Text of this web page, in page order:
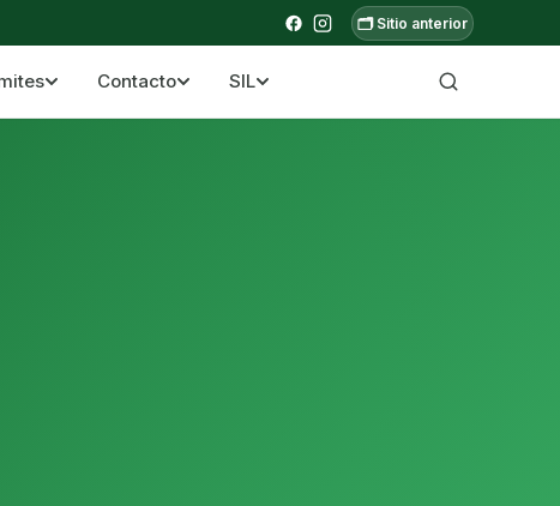
🗂️ Sitio anterior
ecuatoriana
Contacto SIL